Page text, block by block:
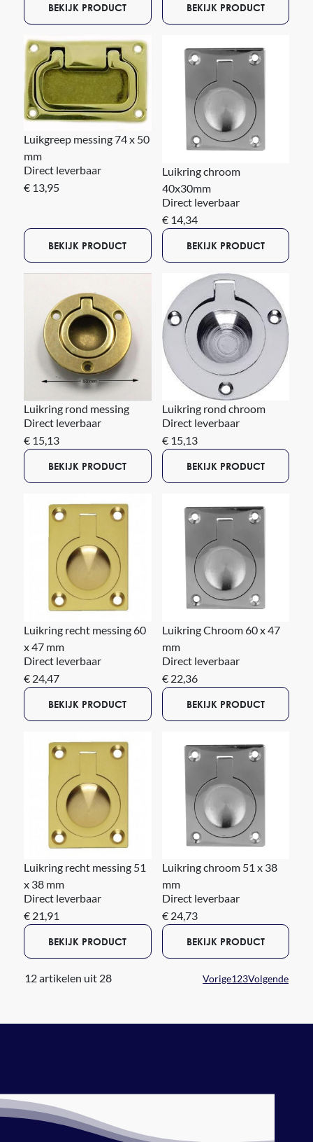
BEKIJK PRODUCT BEKIJK PRODUCT
Luikgreep messing 74 x 50
mm
Direct leverbaar
€ 13,95
BEKIJK PRODUCT
Luikring chroom
40x30mm
Direct leverbaar
€ 14,34
BEKIJK PRODUCT
Luikring rond messing
Direct leverbaar
€ 15,13
BEKIJK PRODUCT
Luikring rond chroom
Direct leverbaar
€ 15,13
BEKIJK PRODUCT
Luikring recht messing 60
x 47 mm
Direct leverbaar
€ 24,47
BEKIJK PRODUCT
Luikring Chroom 60 x 47
mm
Direct leverbaar
€ 22,36
BEKIJK PRODUCT
Luikring recht messing 51
x 38 mm
Direct leverbaar
€ 21,91
BEKIJK PRODUCT
Luikring chroom 51 x 38
mm
Direct leverbaar
€ 24,73
BEKIJK PRODUCT
12 artikelen uit 28 Vorige123Volgende